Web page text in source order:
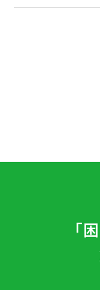
「